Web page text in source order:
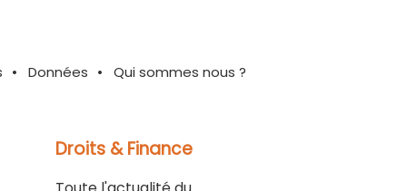
Données Qui sommes nous ?
Droits & Finance